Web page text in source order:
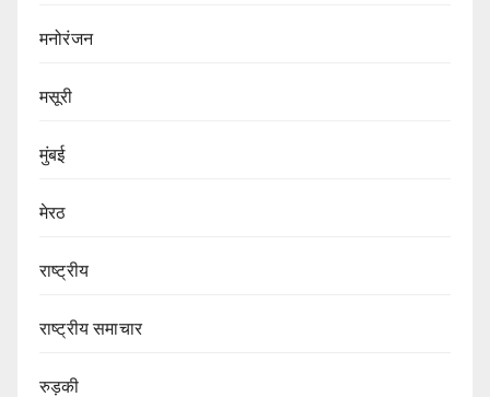
मनोरंजन
मसूरी
मुंबई
मेरठ
राष्ट्रीय
राष्ट्रीय समाचार
रुड़की